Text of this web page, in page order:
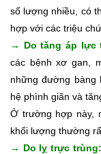
số lượng nhiều, có
hợp với các triệu
→ Do tăng áp lực
các bệnh xơ gan,
những đường bàng
hệ phình giãn và
Ở trường hợp này,
khối lượng thường
→ Do lỵ trực trùng: